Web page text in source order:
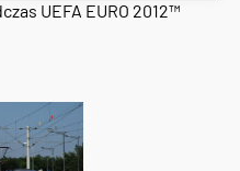
UEFA EURO 2012™